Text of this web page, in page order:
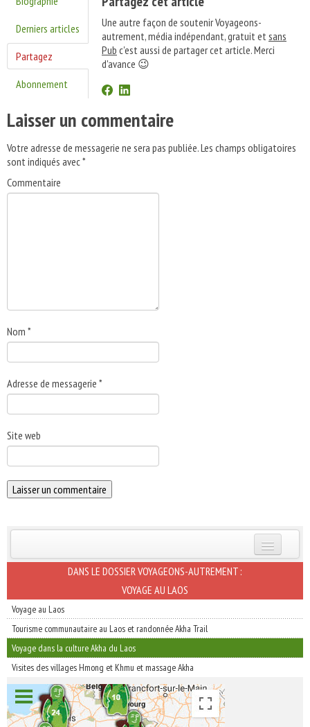
Derniers articles
Partagez
Abonnement
Une autre façon de soutenir Voyageons-
autrement, média indépendant, gratuit etsans
Pub c'est aussi de partager cet article. Merci
d'avance 😉
Laisser un commentaire
Votre adresse de messagerie ne sera pas publiée.Les champs obligatoires
sont indiqués avec*
Commentaire
Nom *
Adresse de messagerie *
Site web
INSCRIVEZ-VOUS | ABONNEZ-VOUS
DANS LE DOSSIER VOYAGEONS-AUTREMENT :
VOYAGE AU LAOS
Voyage au Laos
Tourisme communautaire au Laos et randonnée Akha Trail
Voyage dans la culture Akha du Laos
Visites des villages Hmong et Khmu et massage Akha